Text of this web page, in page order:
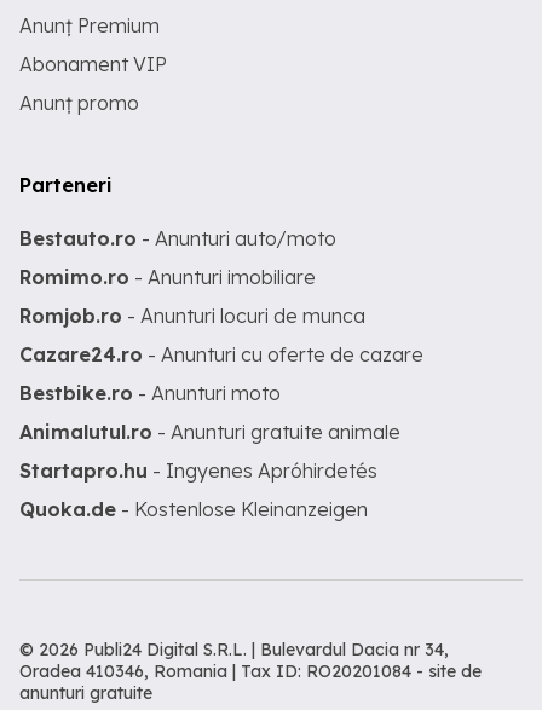
Anunț Premium
Abonament VIP
Anunț promo
Parteneri
Bestauto.ro - Anunturi auto/moto
Romimo.ro - Anunturi imobiliare
Romjob.ro - Anunturi locuri de munca
Cazare24.ro - Anunturi cu oferte de cazare
Bestbike.ro - Anunturi moto
Animalutul.ro - Anunturi gratuite animale
Startapro.hu - Ingyenes Apróhirdetés
Quoka.de - Kostenlose Kleinanzeigen
© 2026 Publi24 Digital S.R.L. | Bulevardul Dacia nr 34,
Oradea 410346, Romania | Tax ID: RO20201084 - site de
anunturi gratuite